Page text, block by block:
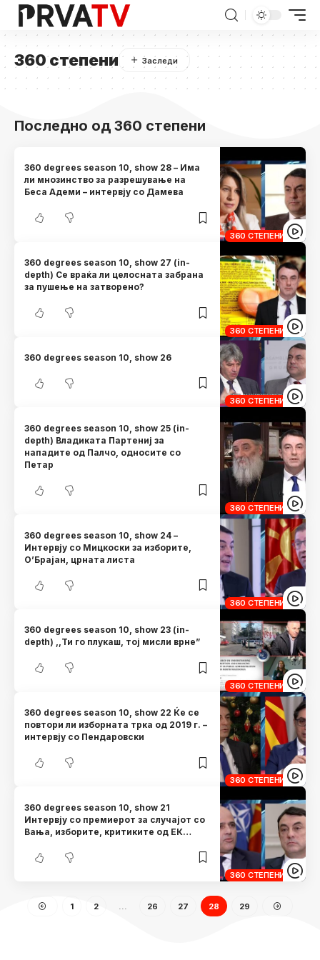
360 степени
Последно од 360 степени
360 СТЕПЕНИ
360 degrees season 10, show 28 – Има
ли мнозинство за разрешување на
Беса Адеми – интервју со Дамева
360 СТЕПЕНИ
360 degrees season 10, show 27 (in-
depth) Се враќа ли целосната забрана
за пушење на затворено?
360 СТЕПЕНИ
360 degrees season 10, show 26
360 СТЕПЕНИ
360 degrees season 10, show 25 (in-
depth) Владиката Партениј за
нападите од Палчо, односите со
Петар
360 СТЕПЕНИ
360 degrees season 10, show 24 –
Интервју со Мицкоски за изборите,
О’Брајан, црната листа
360 СТЕПЕНИ
360 degrees season 10, show 23 (in-
depth) ,,Ти го плукаш, тој мисли врне”
360 СТЕПЕНИ
360 degrees season 10, show 22 Ќе се
повтори ли изборната трка од 2019 г. –
интервју со Пендаровски
360 СТЕПЕНИ
360 degrees season 10, show 21
Интервју со премиерот за случајот со
Вања, изборите, критиките од ЕК…
1 2 26 27 28 29